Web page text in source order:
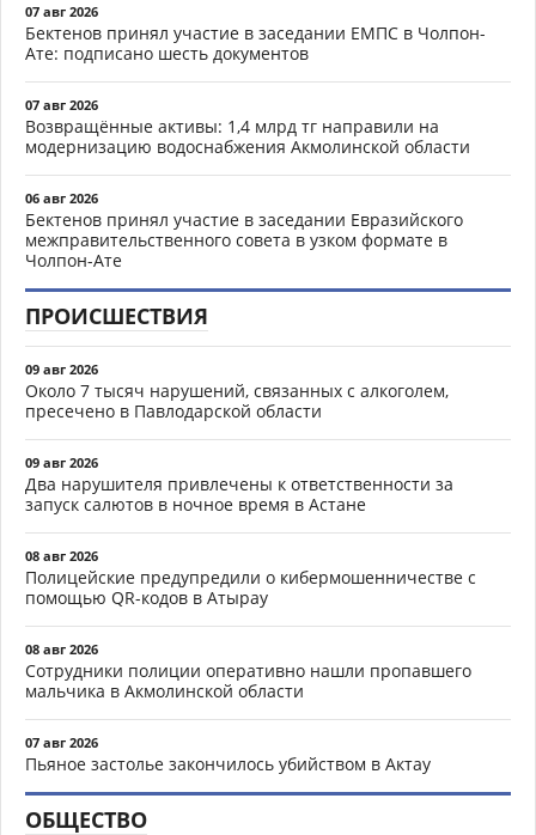
07 авг 2026
Бектенов принял участие в заседании ЕМПС в Чолпон-
Ате: подписано шесть документов
07 авг 2026
Возвращённые активы: 1,4 млрд тг направили на
модернизацию водоснабжения Акмолинской области
06 авг 2026
Бектенов принял участие в заседании Евразийского
межправительственного совета в узком формате в
Чолпон-Ате
ПРОИСШЕСТВИЯ
09 авг 2026
Около 7 тысяч нарушений, связанных с алкоголем,
пресечено в Павлодарской области
09 авг 2026
Два нарушителя привлечены к ответственности за
запуск салютов в ночное время в Астане
08 авг 2026
Полицейские предупредили о кибермошенничестве с
помощью QR-кодов в Атырау
08 авг 2026
Сотрудники полиции оперативно нашли пропавшего
мальчика в Акмолинской области
07 авг 2026
Пьяное застолье закончилось убийством в Актау
ОБЩЕСТВО